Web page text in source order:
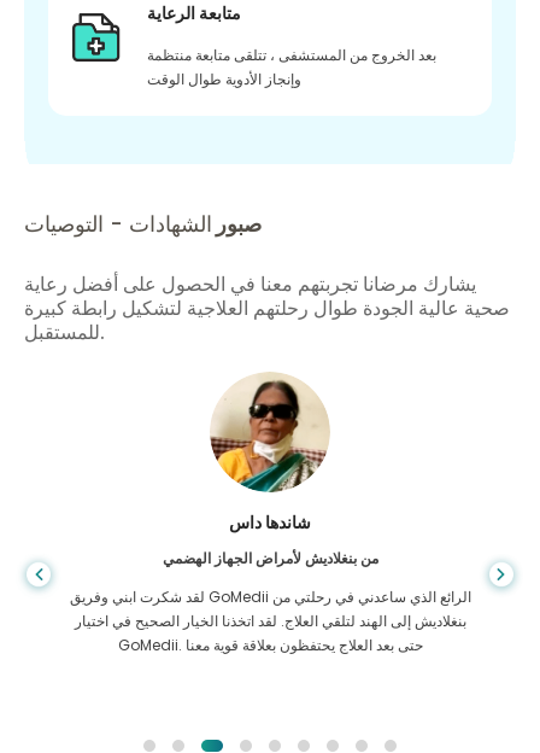
متابعة الرعاية
بعد الخروج من المستشفى ، تتلقى متابعة منتظمة
وإنجاز الأدوية طوال الوقت
صبور الشهادات - التوصيات
يشارك مرضانا تجربتهم معنا في الحصول على أفضل رعاية
صحية عالية الجودة طوال رحلتهم العلاجية لتشكيل رابطة كبيرة
للمستقبل.
شاندها داس
من بنغلاديش لأمراض الجهاز الهضمي
لقد شكرت ابني وفريق GoMedii الرائع الذي ساعدني في رحلتي من
بنغلاديش إلى الهند لتلقي العلاج. لقد اتخذنا الخيار الصحيح في اختيار
GoMedii. حتى بعد العلاج يحتفظون بعلاقة قوية معنا